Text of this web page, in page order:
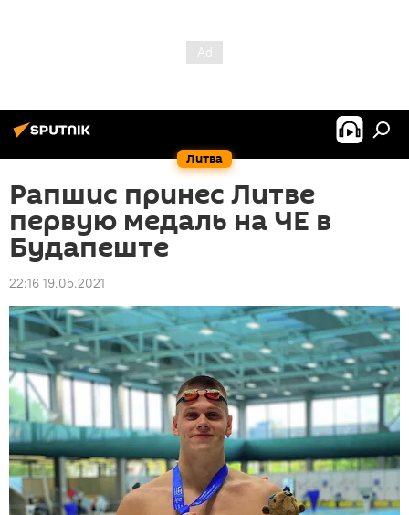
Литва
Рапшис принес Литве
первую медаль на ЧЕ в
Будапеште
22:16 19.05.2021